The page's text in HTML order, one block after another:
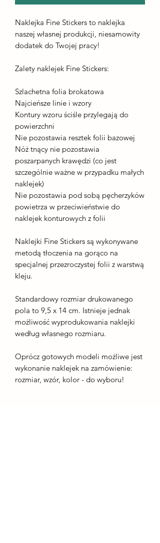
Naklejka Fine Stickers to naklejka
naszej własnej produkcji, niesamowity
dodatek do Twojej pracy!
Zalety naklejek Fine Stickers:
Szlachetna folia brokatowa
Najcieńsze linie i wzory
Kontury wzoru ściśle przylegają do
powierzchni
Nie pozostawia resztek folii bazowej
Nóż tnący nie pozostawia
poszarpanych krawędzi (co jest
szczególnie ważne w przypadku małych
naklejek)
Nie pozostawia pod sobą pęcherzyków
powietrza w przeciwieństwie do
naklejek konturowych z folii
Naklejki Fine Stickers są wykonywane
metodą tłoczenia na gorąco na
specjalnej przezroczystej folii z warstwą
kleju.
Standardowy rozmiar drukowanego
pola to 9,5 x 14 cm. Istnieje jednak
możliwość wyprodukowania naklejki
według własnego rozmiaru.
Oprócz gotowych modeli możliwe jest
wykonanie naklejek na zamówienie:
rozmiar, wzór, kolor - do wyboru!